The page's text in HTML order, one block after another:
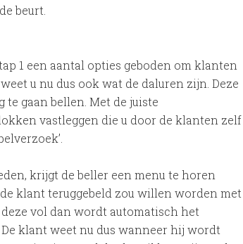
beurt.
1 een aantal opties geboden om klanten
u nu dus ook wat de daluren zijn. Deze
gaan bellen. Met de juiste
vastleggen die u door de klanten zelf
krijgt de beller een menu te horen
klant teruggebeld zou willen worden met
vol dan wordt automatisch het
klant weet nu dus wanneer hij wordt